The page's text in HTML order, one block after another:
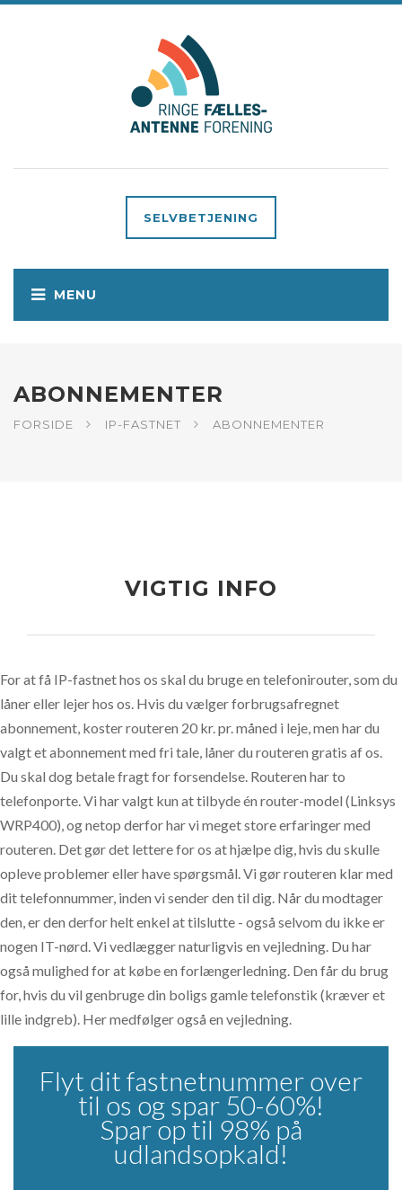
SELVBETJENING
ABONNEMENTER
FORSIDE IP-FASTNET ABONNEMENTER
VIGTIG INFO
For at få IP-fastnet hos os skal du bruge en telefonirouter, som du
låner eller lejer hos os. Hvis du vælger forbrugsafregnet
abonnement, koster routeren 20 kr. pr. måned i leje, men har du
valgt et abonnement med fri tale, låner du routeren gratis af os.
Du skal dog betale fragt for forsendelse. Routeren har to
telefonporte. Vi har valgt kun at tilbyde én router-model (Linksys
WRP400), og netop derfor har vi meget store erfaringer med
routeren. Det gør det lettere for os at hjælpe dig, hvis du skulle
opleve problemer eller have spørgsmål. Vi gør routeren klar med
dit telefonnummer, inden vi sender den til dig. Når du modtager
den, er den derfor helt enkel at tilslutte - også selvom du ikke er
nogen IT-nørd. Vi vedlægger naturligvis en vejledning. Du har
også mulighed for at købe en forlængerledning. Den får du brug
for, hvis du vil genbruge din boligs gamle telefonstik (kræver et
lille indgreb). Her medfølger også en vejledning.
Flyt dit fastnetnummer over
til os og spar 50-60%!
Spar op til 98% på
udlandsopkald!